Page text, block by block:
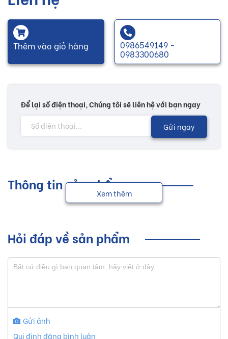
Thêm vào giỏ hàng 0986549149 -
0983300680
Để lại số điện thoại, Chúng tôi sẽ liên hệ với bạn ngay
Gửi ngay
Thông tin sản phẩm
Xem thêm
Hỏi đáp về sản phẩm
Gửi ảnh
Qui định đăng bình luận